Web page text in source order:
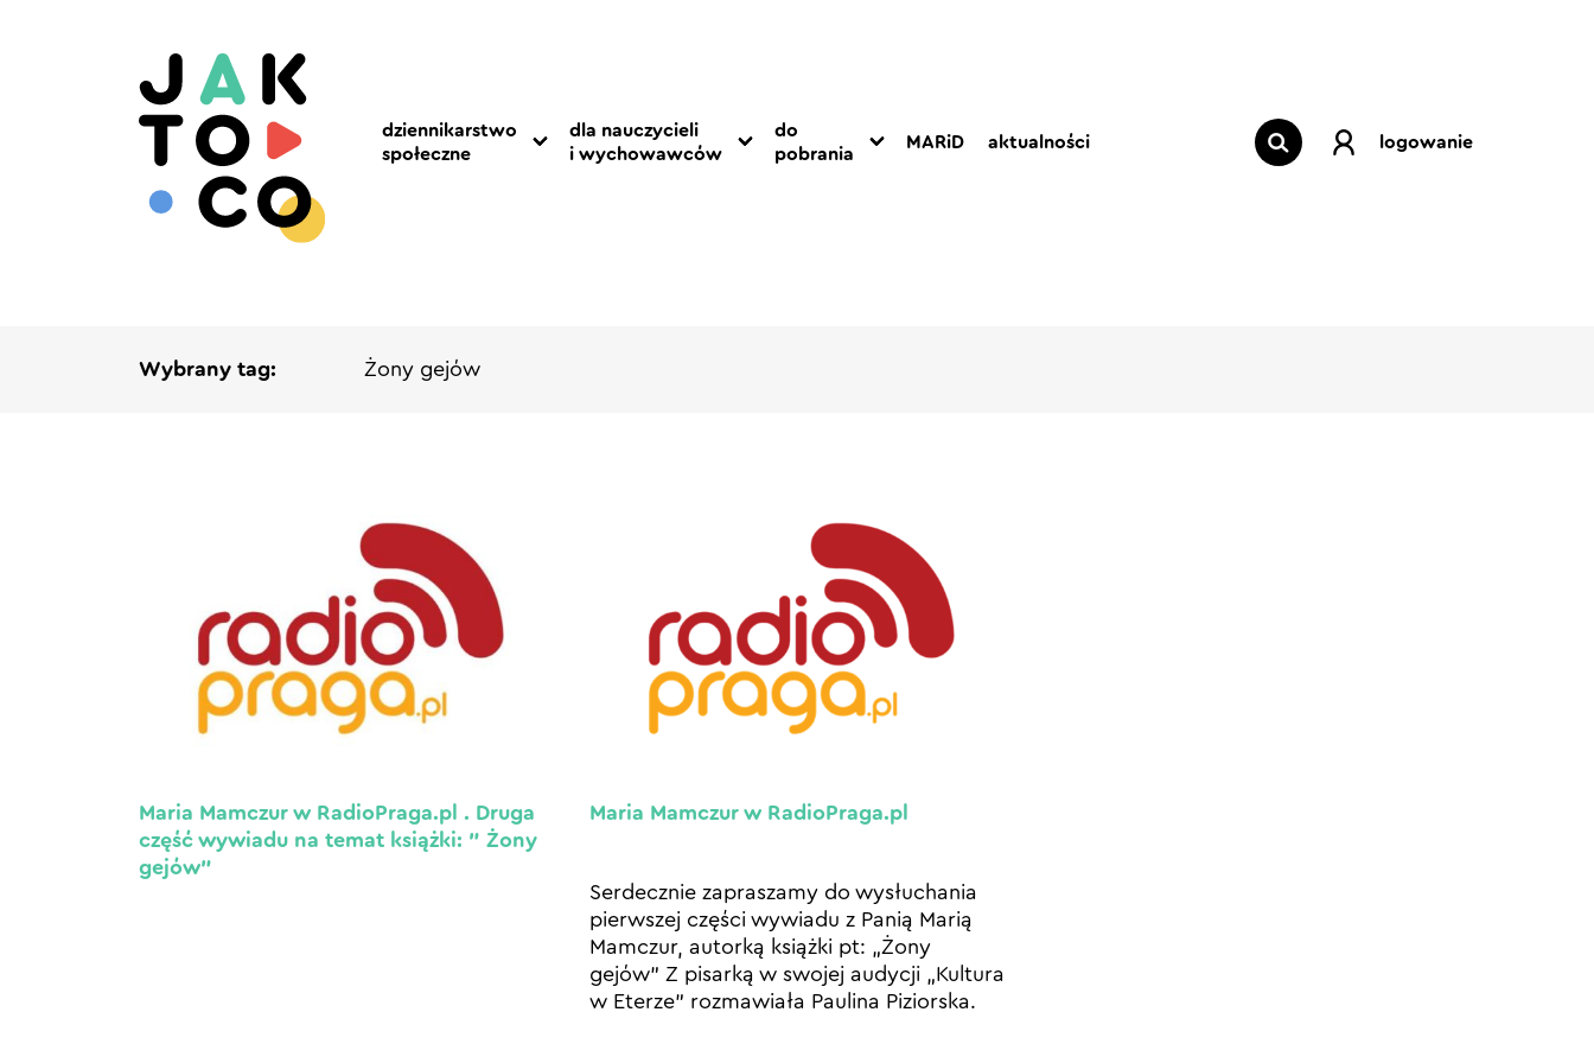
dziennikarstwo
społeczne
dla nauczycieli
i wychowawców
do
pobrania
MARiD aktualności logowanie
Wybrany tag: Żony gejów
Maria Mamczur w RadioPraga.pl . Druga
część wywiadu na temat książki: ” Żony
gejów”
Maria Mamczur w RadioPraga.pl
Serdecznie zapraszamy do wysłuchania
pierwszej części wywiadu z Panią Marią
Mamczur, autorką książki pt: „Żony
gejów” Z pisarką w swojej audycji „Kultura
w Eterze” rozmawiała Paulina Piziorska.